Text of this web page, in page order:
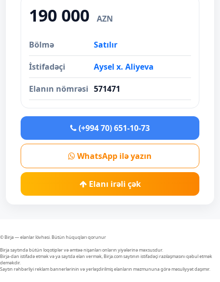
190 000 AZN
Bölmə Satılır
İstifadəçi Aysel x. Aliyeva
Elanın nömrəsi 571471
(+994 70) 651-10-73
WhatsApp ilə yazın
Elanı irəli çək
© Birja — elanlar lövhəsi. Bütün hüquqları qorunur
Birja saytında bütün loqotiplər və əmtəə nişanları onların yiyələrinə məxsusdur.
Birja-dan istifadə etmək və ya saytda elan vermək, Birja.com saytının istifadəçi razılaşmasını qəbul etmək
deməkdir.
Saytın rəhbərliyi reklam bannerlərinin və yerləşdirilmiş elanların məzmununa görə məsuliyyət daşımır.